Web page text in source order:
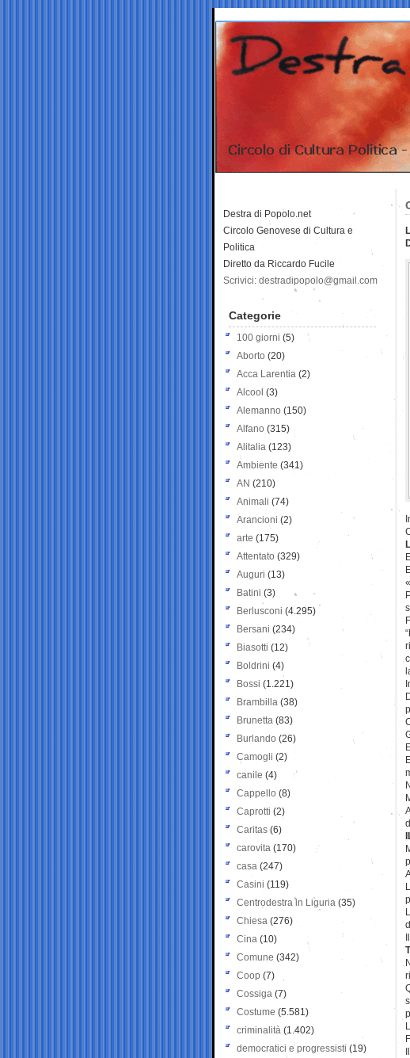
Destra di Popolo.net
Circolo Genovese di Cultura e
Politica
Diretto da Riccardo Fucile
Scrivici: destradipopolo@gmail.com
Categorie
100 giorni (5)
Aborto (20)
Acca Larentia (2)
Alcool (3)
Alemanno (150)
Alfano (315)
Alitalia (123)
Ambiente (341)
AN (210)
Animali (74)
Arancioni (2)
arte (175)
Attentato (329)
Auguri (13)
Batini (3)
Berlusconi (4.295)
Bersani (234)
Biasotti (12)
Boldrini (4)
Bossi (1.221)
Brambilla (38)
Brunetta (83)
Burlando (26)
Camogli (2)
canile (4)
Cappello (8)
Caprotti (2)
Caritas (6)
carovita (170)
casa (247)
Casini (119)
Centrodestra in Liguria (35)
Chiesa (276)
Cina (10)
Comune (342)
Coop (7)
Cossiga (7)
Costume (5.581)
criminalità (1.402)
democratici e progressisti (19)